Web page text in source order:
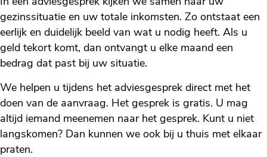
gezinssituatie en uw totale inkomsten. Zo ontstaat een
eerlijk en duidelijk beeld van wat u nodig heeft. Als u
geld tekort komt, dan ontvangt u elke maand een
bedrag dat past bij uw situatie.
We helpen u tijdens het adviesgesprek direct met het
doen van de aanvraag. Het gesprek is gratis. U mag
altijd iemand meenemen naar het gesprek. Kunt u niet
langskomen? Dan kunnen we ook bij u thuis met elkaar
praten.